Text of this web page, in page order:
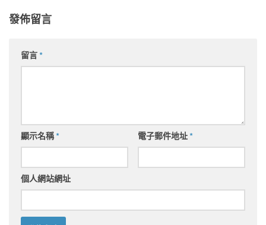
發佈留言
留言*
顯示名稱* 電子郵件地址*
個人網站網址